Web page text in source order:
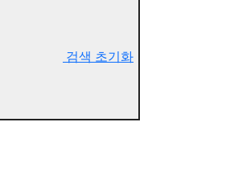
검색 초기화